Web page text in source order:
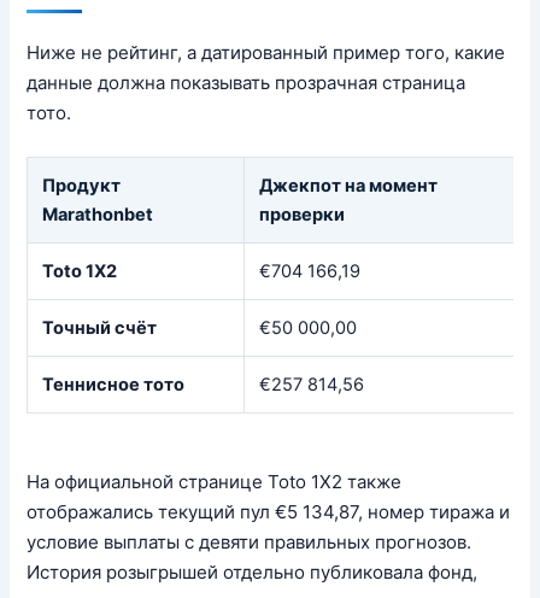
Ниже не рейтинг, а датированный пример того, какие
данные должна показывать прозрачная страница
тото.
Продукт
Marathonbet
Джекпот на момент
проверки
Toto 1X2 €704 166,19
Точный счёт €50 000,00
Теннисное тото €257 814,56
На официальной странице Toto 1X2 также
отображались текущий пул €5 134,87, номер тиража и
условие выплаты с девяти правильных прогнозов.
История розыгрышей отдельно публиковала фонд,